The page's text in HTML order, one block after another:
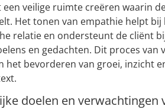
veilige ruimte creëren waarin
Het tonen van empathie helpt
relatie en ondersteunt de cliënt
en gedachten. Dit proces van
het bevorderen van groei, inzicht
doelen en verwachtingen